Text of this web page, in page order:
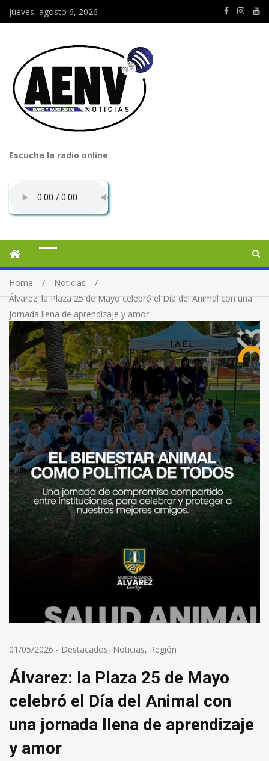
jueves, agosto 6, 2026
Escucha la radio online
Home
Noticias
Álvarez: la Plaza 25 de Mayo celebró el Día del Animal con una
jornada llena de aprendizaje y amor
01/05/2026 - Destacados, Noticias, Región
Álvarez: la Plaza 25 de Mayo
celebró el Día del Animal con
una jornada llena de aprendizaje
y amor